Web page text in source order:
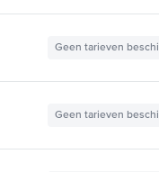
Geen tarieven
Geen tarieven